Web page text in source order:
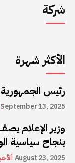
شركة
الأكثر شهرة
رئيس
September 13, 2025
وزير الإعلام
بنجاح سياسية
August 23, 2025